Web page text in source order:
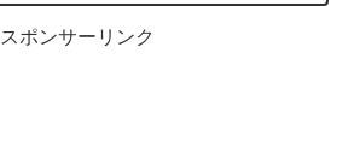
スポンサーリンク